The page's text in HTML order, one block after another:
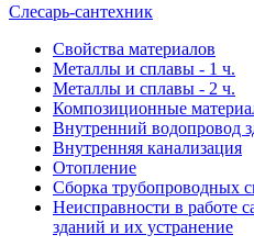
Слесарь-сантехник
Свойства материалов
Металлы и сплавы - 1 ч.
Металлы и сплавы - 2 ч.
Композиционные
Внутренний водопровод
Внутренняя канализация
Отопление
Сборка трубопроводных
Неисправности в работе
зданий и их устранение